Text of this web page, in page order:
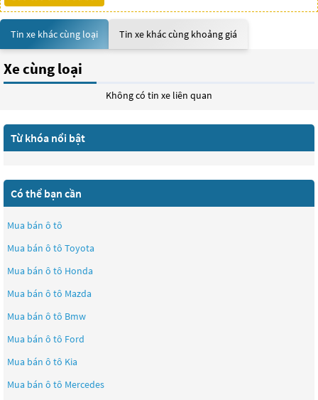
Tin xe khác cùng loại Tin xe khác cùng khoảng giá
Xe cùng loại
Không có tin xe liên quan
Từ khóa nổi bật
Có thể bạn cần
Mua bán ô tô
Mua bán ô tô Toyota
Mua bán ô tô Honda
Mua bán ô tô Mazda
Mua bán ô tô Bmw
Mua bán ô tô Ford
Mua bán ô tô Kia
Mua bán ô tô Mercedes